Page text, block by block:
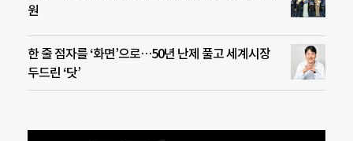
원
한 줄 점자를 ‘화면’으로…50년 난제 풀고 세계시장
두드린 ‘닷’